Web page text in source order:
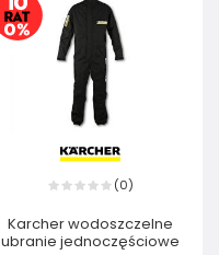
(0)
Karcher wodoszczelne
ubranie jednoczęściowe